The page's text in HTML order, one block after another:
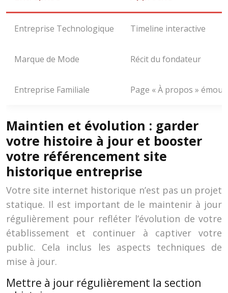
Entreprise Technologique Timeline interactive
Marque de Mode Récit du fondateur
Entreprise Familiale Page « À propos »
Maintien et évolution : garder
votre histoire à jour et booster
votre référencement site
historique entreprise
Votre site internet historique n’est pas un projet
statique. Il est important de le maintenir à jour
régulièrement pour refléter l’évolution de votre
établissement et continuer à captiver votre
public. Cela inclus les aspects techniques de
mise à jour.
Mettre à jour régulièrement la section